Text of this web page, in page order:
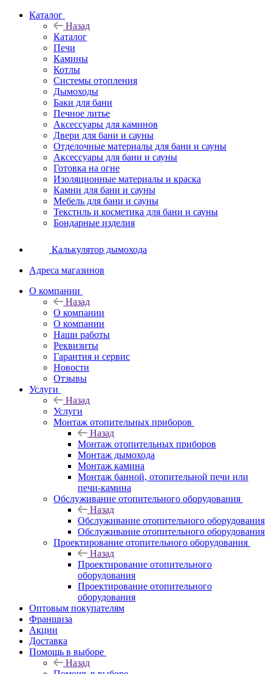
Каталог
Назад
Каталог
Печи
Камины
Котлы
Системы отопления
Дымоходы
Баки для бани
Печное литье
Аксессуары для каминов
Двери для бани и сауны
Отделочные материалы для бани и сауны
Аксессуары для бани и сауны
Готовка на огне
Изоляционные материалы и краска
Камни для бани и сауны
Мебель для бани и сауны
Текстиль и косметика для бани и сауны
Бондарные изделия
Калькулятор дымохода
Адреса магазинов
O компании
Назад
O компании
О компании
Наши работы
Реквизиты
Гарантия и сервис
Новости
Отзывы
Услуги
Назад
Услуги
Монтаж отопительных приборов
Назад
Монтаж отопительных приборов
Монтаж дымохода
Монтаж камина
Монтаж банной, отопительной печи или
печи-камина
Обслуживание отопительного оборудования
Назад
Обслуживание отопительного оборудования
Обслуживание отопительного оборудования
Проектирование отопительного оборудования
Назад
Проектирование отопительного
оборудования
Проектирование отопительного
оборудования
Оптовым покупателям
Франшиза
Акции
Доставка
Помощь в выборе
Назад